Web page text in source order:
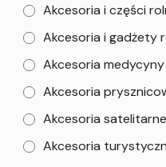
Akcesoria i części
Akcesoria i gadżety
Akcesoria
Akcesoria
Akcesoria satelitarne
Akcesoria